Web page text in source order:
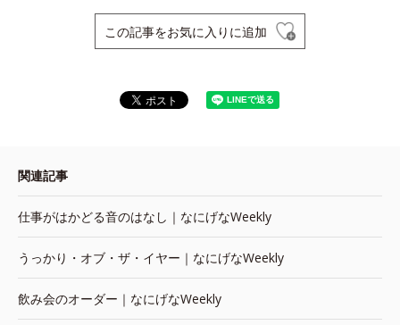
この記事をお気に入りに追加
関連記事
仕事がはかどる音のはなし｜なにげなWeekly
うっかり・オブ・ザ・イヤー｜なにげなWeekly
飲み会のオーダー｜なにげなWeekly